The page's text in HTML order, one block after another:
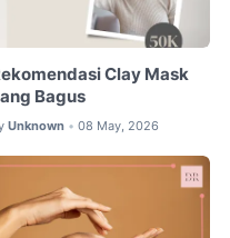
Clay Mask
Bagus
Unknown • 08 May, 2026